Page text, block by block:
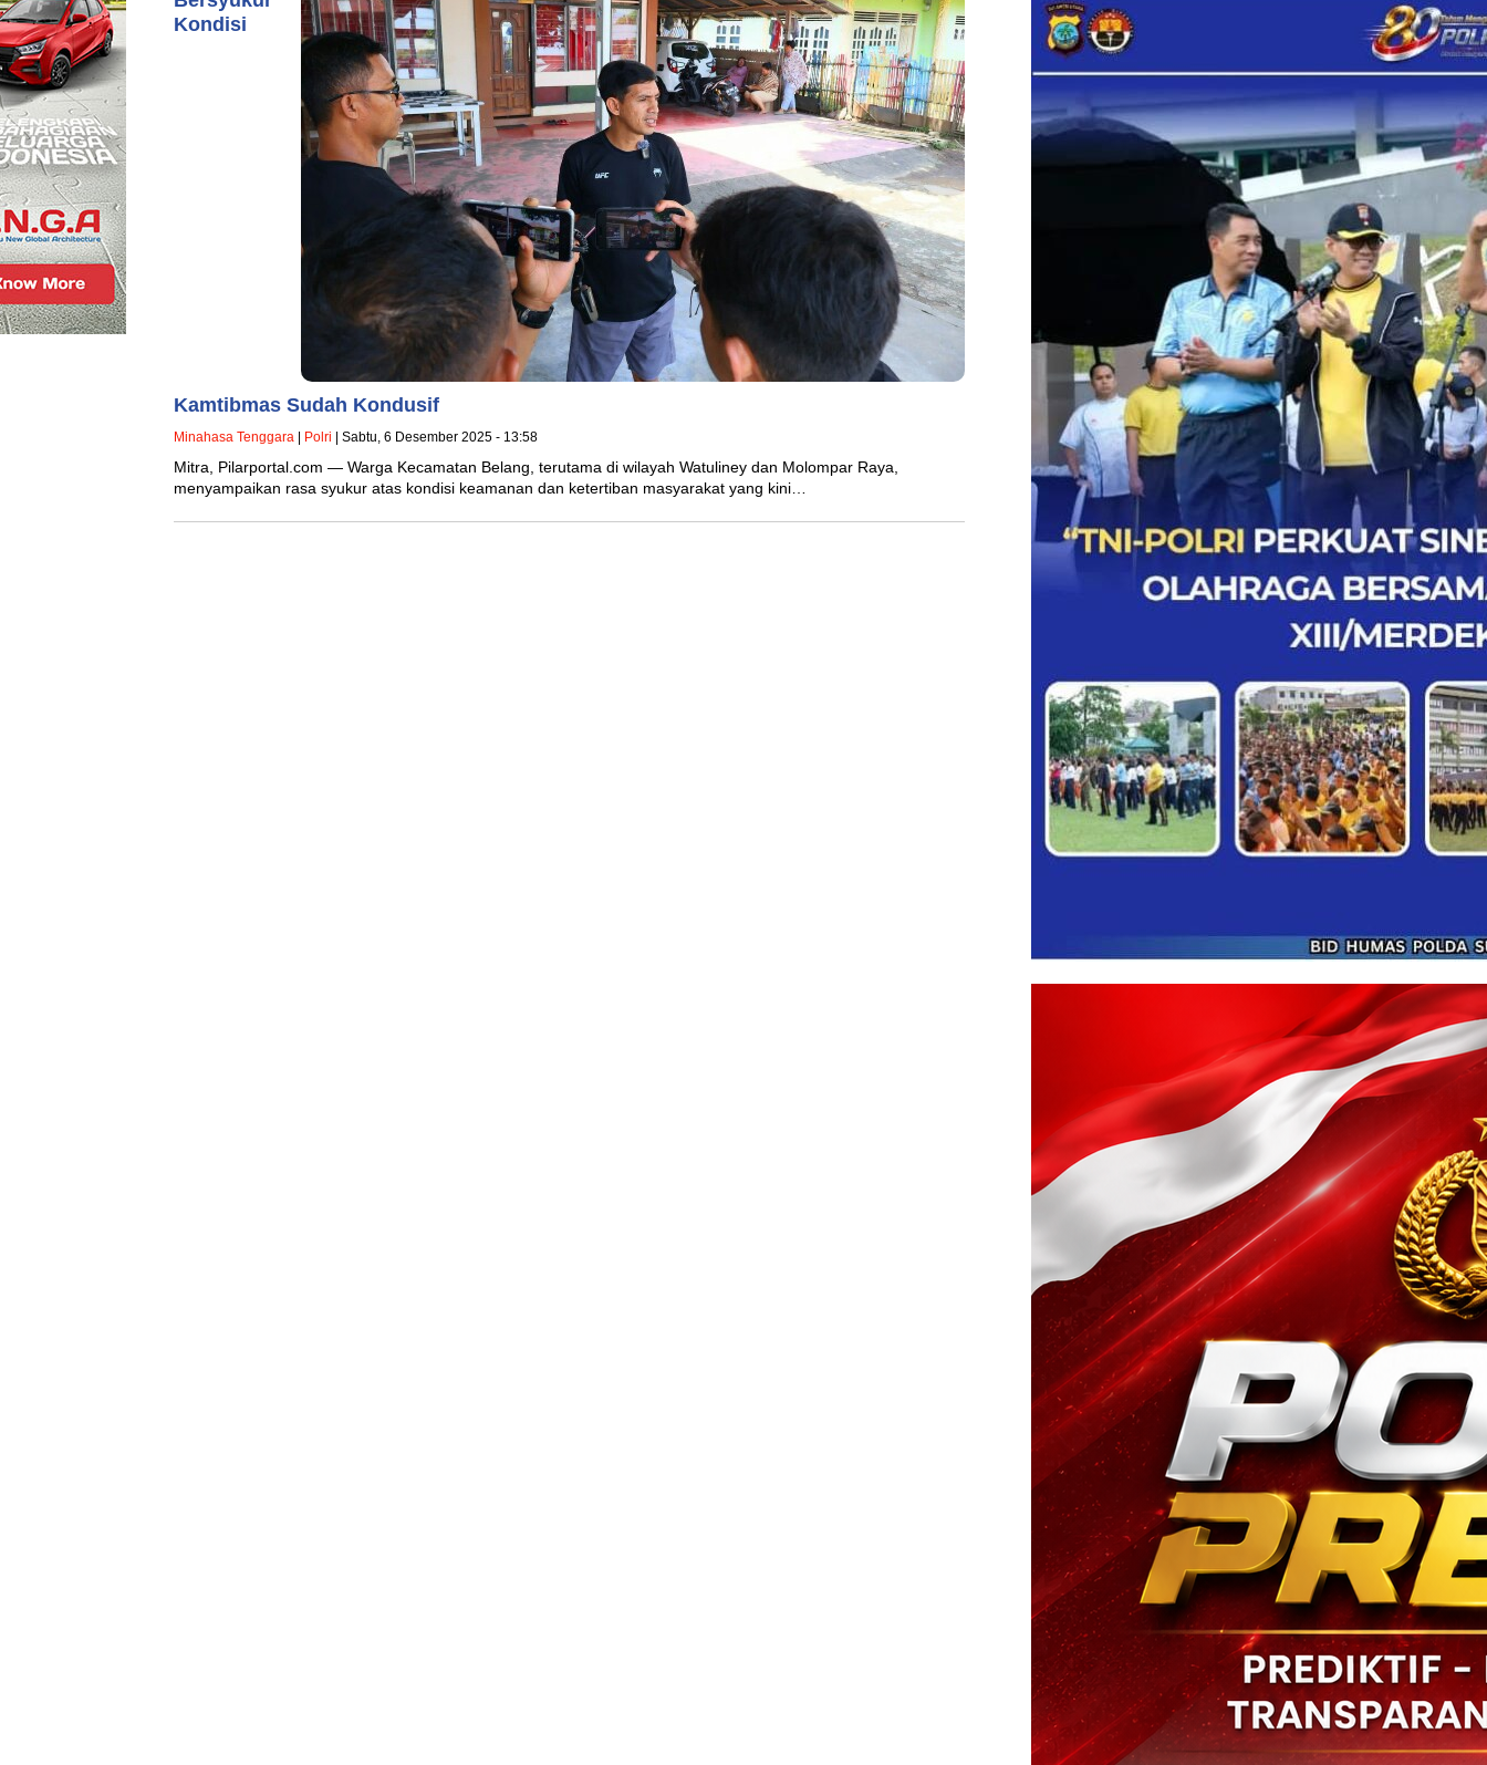
Kondisi
Kamtibmas Sudah Kondusif
Minahasa Tenggara | Polri | Sabtu, 6 Desember 2025 - 13:58
Mitra, Pilarportal.com — Warga Kecamatan Belang, terutama di wilayah Watuliney dan Molompar Raya,
menyampaikan rasa syukur atas kondisi keamanan dan ketertiban masyarakat yang kini…